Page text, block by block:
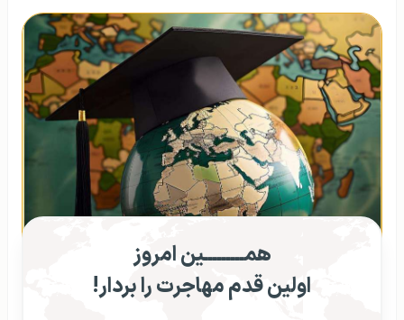
همـــــــــین امروز
اولین قدم مهاجرت را بردار!